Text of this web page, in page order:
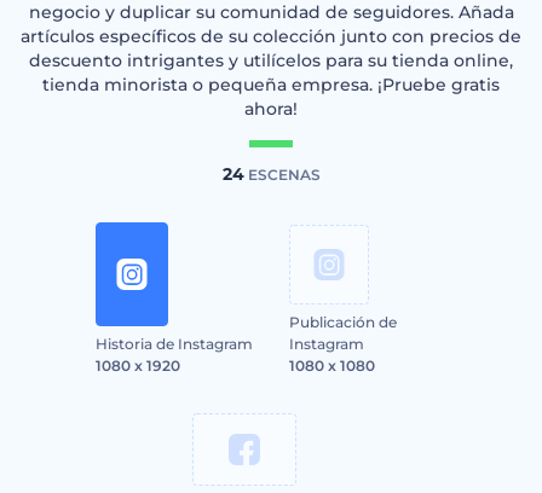
negocio y duplicar su comunidad de seguidores. Añada
artículos específicos de su colección junto con precios de
descuento intrigantes y utilícelos para su tienda online,
tienda minorista o pequeña empresa. ¡Pruebe gratis
ahora!
24ESCENAS
Historia de Instagram
1080 x 1920
Publicación de
Instagram
1080 x 1080